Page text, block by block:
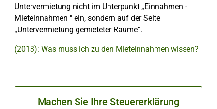
Untervermietung nicht im Unterpunkt „Einnahmen -
Mieteinnahmen " ein, sondern auf der Seite
„Untervermietung gemieteter Räume“.
(2013): Was muss ich zu den Mieteinnahmen wissen?
Machen Sie Ihre Steuererklärung